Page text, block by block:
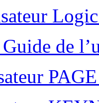
de